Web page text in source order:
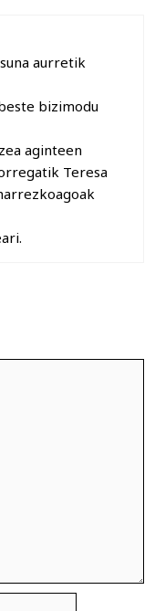
aurretik
bizimodu
aginteen
Teresa